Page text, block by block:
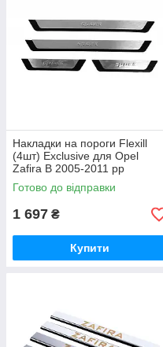
Накладки на пороги Flexill
(4шт) Exclusive для Opel
Zafira B 2005-2011 рр
Готово до відправки
1 697 ₴
Купити